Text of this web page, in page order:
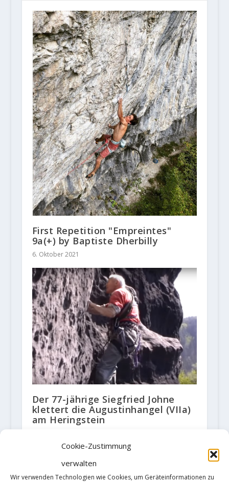
Cookie-Zustimmung
verwalten
Wir verwenden Technologien wie Cookies, um Geräteinformationen zu
First Repetition "Empreintes"
9a(+) by Baptiste Dherbilly
6. Oktober 2021
Der 77-jährige Siegfried Johne
klettert die Augustinhangel (VIIa)
am Heringstein